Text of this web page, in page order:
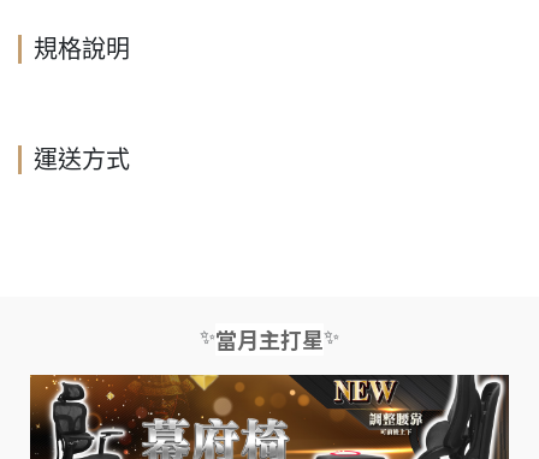
規格說明
運送方式
✨當月主打星✨